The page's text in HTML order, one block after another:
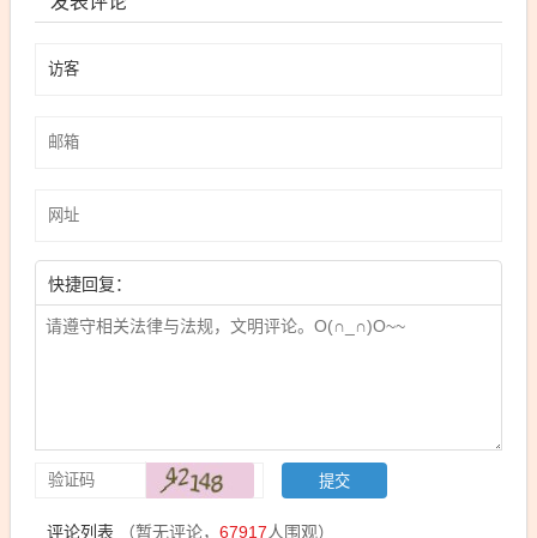
快捷回复：
评论列表 （暂无评论， 67917人围观）